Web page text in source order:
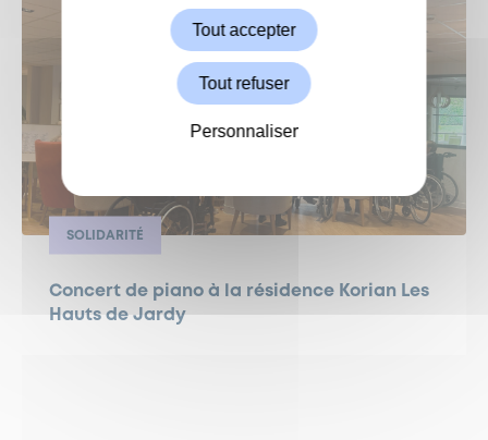
SOLIDARITÉ
Concert de piano à la résidence Korian Les
Hauts de Jardy
Tout accepter
Tout refuser
Personnaliser